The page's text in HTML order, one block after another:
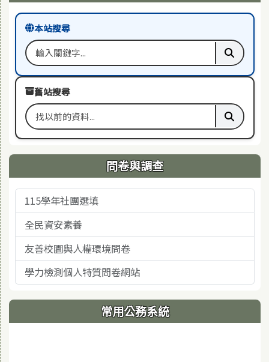
本站搜尋
搜尋關鍵字 執行本
舊站搜尋
搜尋舊站關鍵字 執行舊
問卷與調查
115學年社團選填
全民資安素養
友善校園與人權環境問卷
學力檢測個人特質問卷網站
常用公務系統